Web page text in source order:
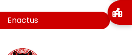
Enactus